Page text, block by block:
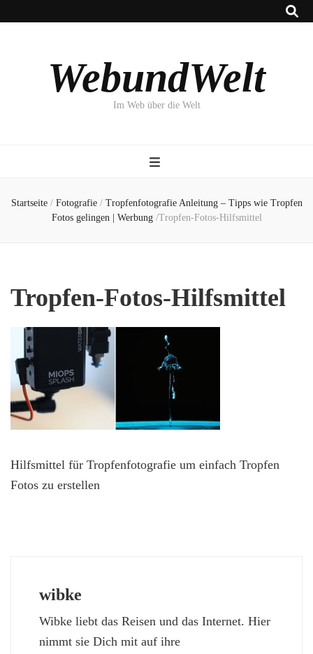
WebundWelt
Im Web über die Welt
Startseite / Fotografie / Tropfenfotografie Anleitung – Tipps wie Tropfen
Fotos gelingen | Werbung /Tropfen-Fotos-Hilfsmittel
Tropfen-Fotos-Hilfsmittel
Hilfsmittel für Tropfenfotografie um einfach Tropfen
Fotos zu erstellen
wibke
Wibke liebt das Reisen und das Internet. Hier
nimmt sie Dich mit auf ihre